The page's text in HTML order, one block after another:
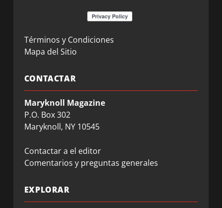
Términos y Condiciones
Mapa del Sitio
CONTACTAR
Maryknoll Magazine
P.O. Box 302
Maryknoll, NY 10545
Contactar a el editor
Comentarios y preguntas generales
EXPLORAR